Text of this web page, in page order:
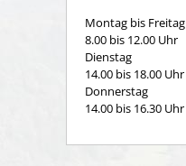
Montag bis Freitag
8.00 bis 12.00 Uhr
Dienstag
14.00 bis 18.00 Uhr
Donnerstag
14.00 bis 16.30 Uhr